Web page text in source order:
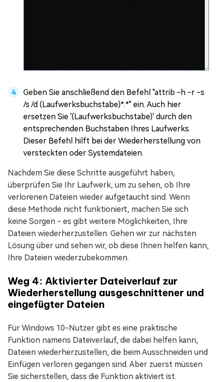
Geben Sie anschließend den Befehl "attrib -h -r -s
/s /d (Laufwerksbuchstabe)*.*" ein. Auch hier
ersetzen Sie '(Laufwerksbuchstabe)' durch den
entsprechenden Buchstaben Ihres Laufwerks.
Dieser Befehl hilft bei der Wiederherstellung von
versteckten oder Systemdateien.
Nachdem Sie diese Schritte ausgeführt haben,
überprüfen Sie Ihr Laufwerk, um zu sehen, ob Ihre
verlorenen Dateien wieder aufgetaucht sind. Wenn
diese Methode nicht funktioniert, machen Sie sich
keine Sorgen - es gibt weitere Möglichkeiten, Ihre
Dateien wiederherzustellen. Gehen wir zur nächsten
Lösung über und sehen wir, ob diese Ihnen helfen kann,
Ihre Dateien wiederzubekommen.
Weg 4: Aktivierter Dateiverlauf zur
Wiederherstellung ausgeschnittener und
eingefügter Dateien
Für Windows 10-Nutzer gibt es eine praktische
Funktion namens Dateiverlauf, die dabei helfen kann,
Dateien wiederherzustellen, die beim Ausschneiden und
Einfügen verloren gegangen sind. Aber zuerst müssen
Sie sicherstellen, dass die Funktion aktiviert ist.